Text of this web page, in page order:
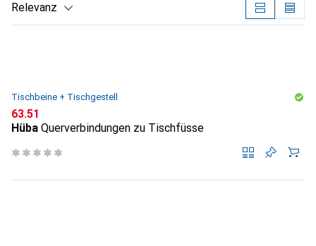
Relevanz
Tischbeine + Tischgestell
CHF
63.51
Hüba Querverbindungen zu Tischfüsse